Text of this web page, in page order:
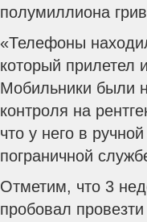
полумиллиона
«Телефоны
который прилетел
Мобильники были
контроля на
что у него в
пограничной
Отметим, что 3
пробовал